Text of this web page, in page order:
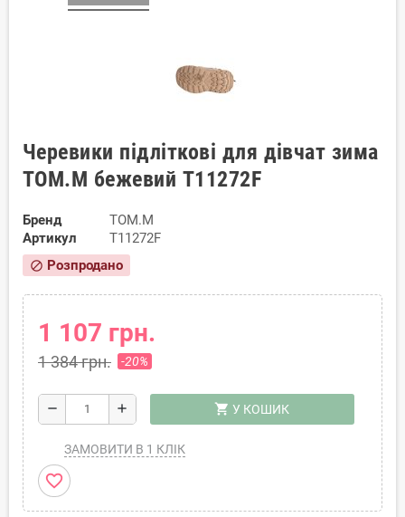
Черевики підліткові для дівчат зима
TOM.M бежевий T11272F
Бренд
TOM.M
Артикул
T11272F
block Розпродано
1 107 грн.
1 384 грн. -20%
remove add shopping_cart У КОШИК
ЗАМОВИТИ В 1 КЛІК
favorite_border